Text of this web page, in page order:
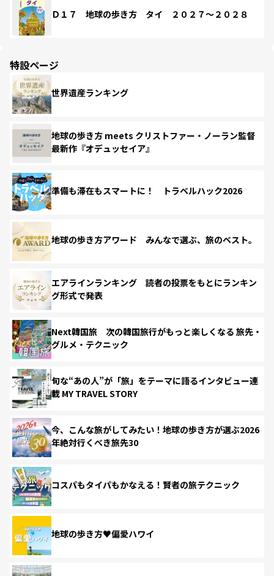
Ｄ１７ 地球の歩き方 タイ ２０２７～２０２８
特設ページ
世界遺産ランキング
地球の歩き方 meets クリストファー・ノーラン監督
最新作『オデュッセイア』
準備も滞在もスマートに！ トラベルハック2026
地球の歩き方アワード みんなで選ぶ、旅のベスト。
エアラインランキング 読者の投票をもとにランキン
グ形式で発表
Next韓国旅 次の韓国旅行がもっと楽しくなる 旅先・
グルメ・テクニック
旬な“あの人”が「旅」をテーマに語るインタビュー連
載 MY TRAVEL STORY
今、こんな旅がしてみたい！地球の歩き方が選ぶ2026
年絶対行くべき旅先30
コスパもタイパもかなえる！賢者の旅テクニック
地球の歩き方♥偏愛ハワイ